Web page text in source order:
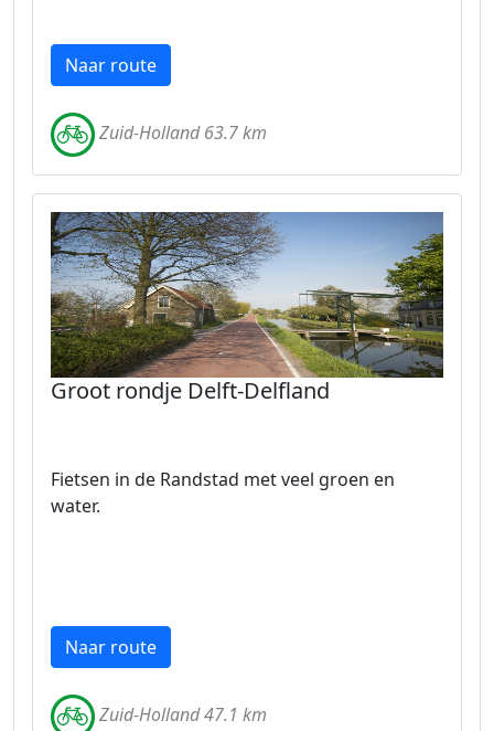
Naar route
Zuid-Holland 63.7 km
Groot rondje Delft-Delfland
Fietsen in de Randstad met veel groen en
water.
Naar route
Zuid-Holland 47.1 km